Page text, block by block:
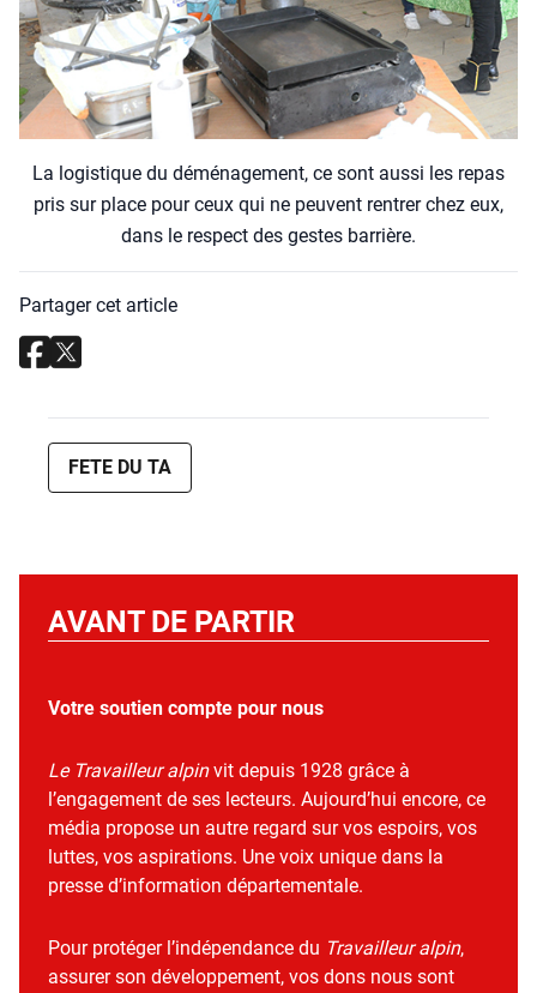
La logis­tique du démé­na­ge­ment, ce sont aus­si les repas
pris sur place pour ceux qui ne peuvent ren­trer chez eux,
dans le res­pect des gestes bar­rière.
Partager cet article
FETE DU TA
AVANT DE PARTIR
Votre soutien compte pour nous
Le Travailleur alpinvit depuis 1928 grâce à
l’engagement de ses lecteurs. Aujourd’hui encore, ce
média propose un autre regard sur vos espoirs, vos
luttes, vos aspirations. Une voix unique dans la
presse d’information départementale.
Pour protéger l’indépendance du Travailleur alpin,
assurer son développement, vos dons nous sont